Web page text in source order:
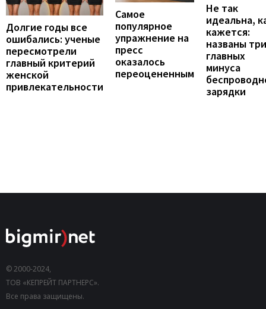
Долгие годы все
ошибались: ученые
пересмотрели
главный критерий
женской
привлекательности
Самое
популярное
упражнение на
пресс
оказалось
переоцененным
Не так
идеальна,
кажется:
названы три
главных
минуса
зарядки
© 2000-2024,
ТОВ «КЕПРЕЙТ ПАРТНЕРС».
Все права защищены.